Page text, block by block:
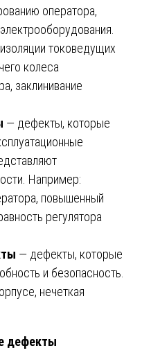
оператора,
токоведущих
колеса
заклинивание
— дефекты, которые
Например:
повышенный
регулятора
— дефекты, которые
и безопасность.
нечеткая
дефекты